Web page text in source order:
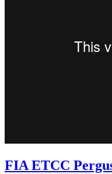
FIA ETCC